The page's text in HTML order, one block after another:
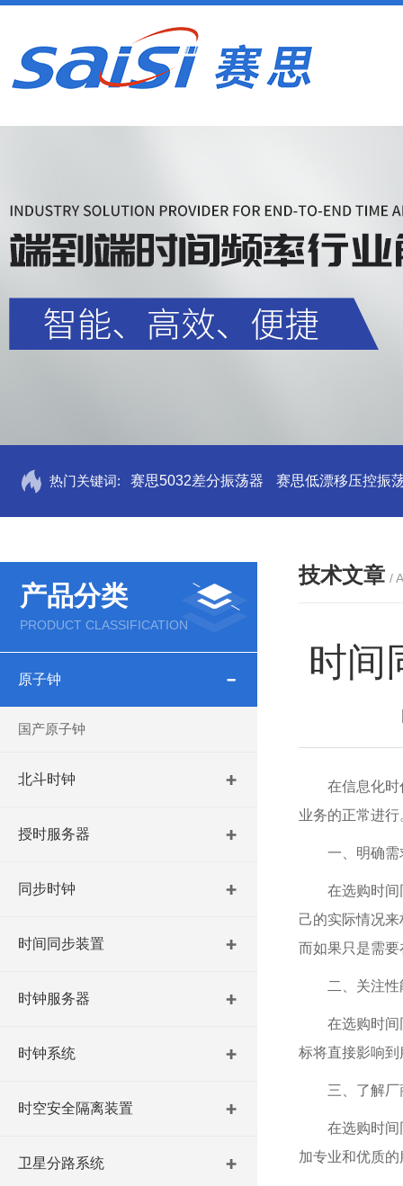
热门关键词: 赛思5032差分振荡器 赛思低漂移压控振
产品分类
PRODUCT CLASSIFICATION
原子钟
国产原子钟
北斗时钟
授时服务器
同步时钟
时间同步装置
时钟服务器
时钟系统
时空安全隔离装置
卫星分路系统
技术文章 /
时间
在信息化
业务的正常进
一、明确需
在选购时
己的实际情况
而如果只是需
二、关注
在选购时
标将直接影响
三、了解厂
在选购时
加专业和优质